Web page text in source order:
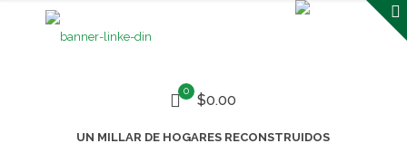
0
$0.00
UN MILLAR DE HOGARES RECONSTRUIDOS